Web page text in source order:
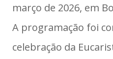
março de 2026, em
A programação foi
celebração da